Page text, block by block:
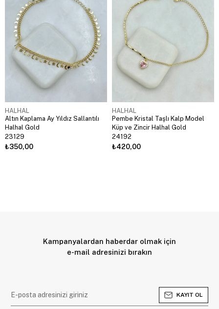
HALHAL
Altın Kaplama Ay Yıldız Sallantılı
Halhal Gold
23129
₺350,00
HALHAL
Pembe Kristal Taşlı Kalp Model
Küp ve Zincir Halhal Gold
24192
₺420,00
Kampanyalardan haberdar olmak için
e-mail adresinizi bırakın
KAYIT OL